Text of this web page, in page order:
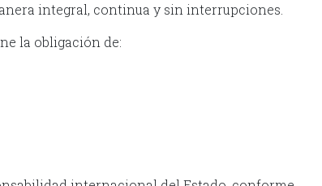
integral, continua y sin interrupciones.
la obligación de: